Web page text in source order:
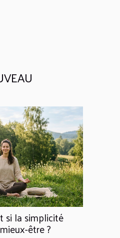
si la simplicité
être ?